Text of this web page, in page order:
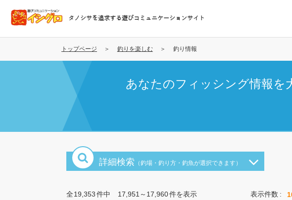
コ
テ
タノシサを追求する遊びコミュニケーションサイト
トップページ 釣りを楽しむ 釣り情報
あなたのフィッシング情報を
詳細検索 （釣場・釣り方・釣魚が選択できます）
全19,353件中 17,951～17,960件を表示 表示件数